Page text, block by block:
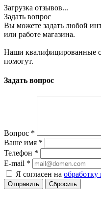
Загрузка отзывов...
Задать вопрос
Вы можете задать любой
или работе магазина.
Наши квалифицированные
помогут.
Задать вопрос
Вопрос *
Ваше имя *
Телефон *
E-mail *
Я согласен на
Сбросить